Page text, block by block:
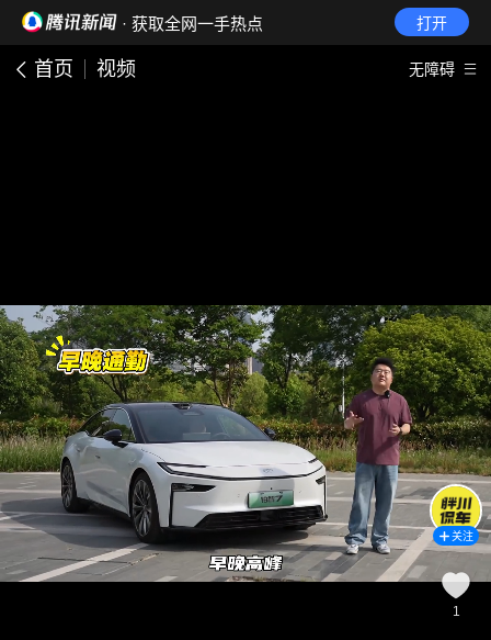
· 获取全网一手热点 打开
首页 视频 无障碍
关注
1